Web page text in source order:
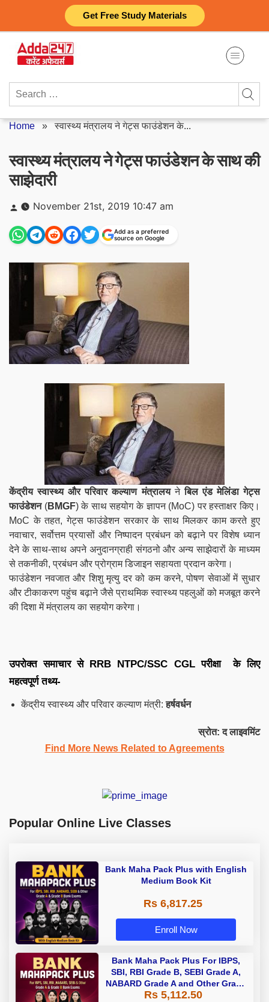
Get Free Study Materials
content
Search
Home »स्वास्थ्य मंत्रालय ने गेट्स फाउंडेशन के...
स्वास्थ्य मंत्रालय ने गेट्स फाउंडेशन के साथ की
साझेदारी
Posted
by
November 21st, 2019 10:47 am
Add as a preferred
source on Google
केंद्रीय स्वास्थ्य और परिवार कल्याण मंत्रालयनेबिल एंड मेलिंडा गेट्स
फाउंडेशन(BMGF) के साथ सहयोग के ज्ञापन (MoC) पर हस्ताक्षर किए।
MoC के तहत, गेट्स फाउंडेशन सरकार के साथ मिलकर काम करते हुए
नवाचार, सर्वोत्तम प्रयासों और निष्पादन प्रबंधन को बढ़ाने पर विशेष ध्यान
देने के साथ-साथ अपने अनुदानग्राही संगठनो और अन्य साझेदारों के माध्यम
से तकनीकी, प्रबंधन और प्रोग्राम डिजाइन सहायता प्रदान करेगा।
फाउंडेशन नवजात और शिशु मृत्यु दर को कम करने, पोषण सेवाओं में सुधार
और टीकाकरण पहुंच बढ़ाने जैसे प्राथमिक स्वास्थ्य पहलुओं को मजबूत करने
की दिशा में मंत्रालय का सहयोग करेगा।
उपरोक्त समाचार से RRB NTPC/SSC CGL परीक्षा के लिए
महत्वपूर्ण तथ्य-
केंद्रीय स्वास्थ्य और परिवार कल्याण मंत्री:हर्षवर्धन
स्रोत: द लाइवमिंट
Find More News Related to Agreements
Popular Online Live Classes
Bank Maha Pack Plus with English
Medium Book Kit
Rs 6,817.25
Enroll Now
Bank Maha Pack Plus For IBPS,
SBI, RBI Grade B, SEBI Grade A,
NABARD Grade A and Other Grade
A & Grade B Bank Exams
Rs 5,112.50